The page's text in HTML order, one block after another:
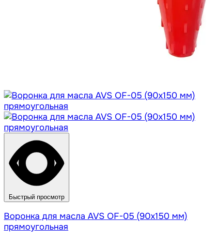
Быстрый просмотр
Воронка для масла AVS OF-05 (90х150 мм)
прямоугольная